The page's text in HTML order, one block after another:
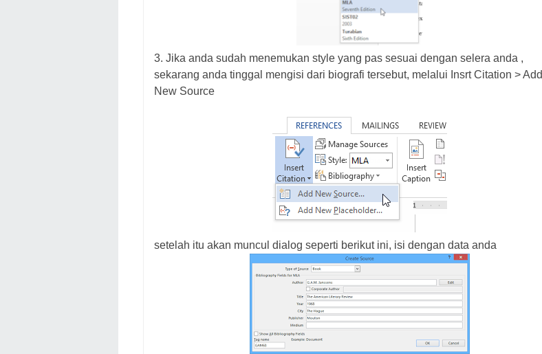
3. Jika anda sudah menemukan style yang pas sesuai dengan selera anda ,
sekarang anda tinggal mengisi dari biografi tersebut, melalui Insrt Citation > Add
New Source
setelah itu akan muncul dialog seperti berikut ini, isi dengan data anda